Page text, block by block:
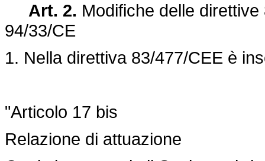
Art. 2. Modifiche delle
94/33/CE
1. Nella direttiva 83/477/CEE è
"Articolo 17 bis
Relazione di attuazione